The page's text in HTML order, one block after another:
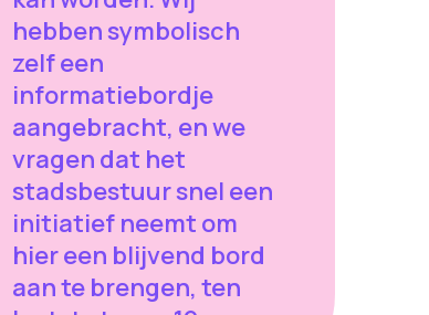
hebben symbolisch
zelf een
informatiebordje
aangebracht, en we
vragen dat het
stadsbestuur snel een
initiatief neemt om
hier een blijvend bord
aan te brengen, ten